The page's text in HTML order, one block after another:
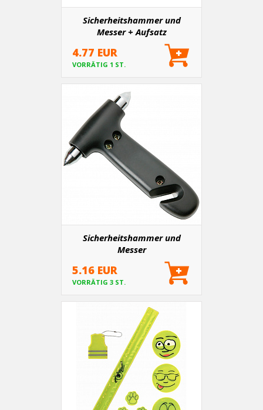
Sicherheitshammer und
Messer + Aufsatz
4.77 EUR
VORRÄTIG 1 ST.
Sicherheitshammer und
Messer
5.16 EUR
VORRÄTIG 3 ST.